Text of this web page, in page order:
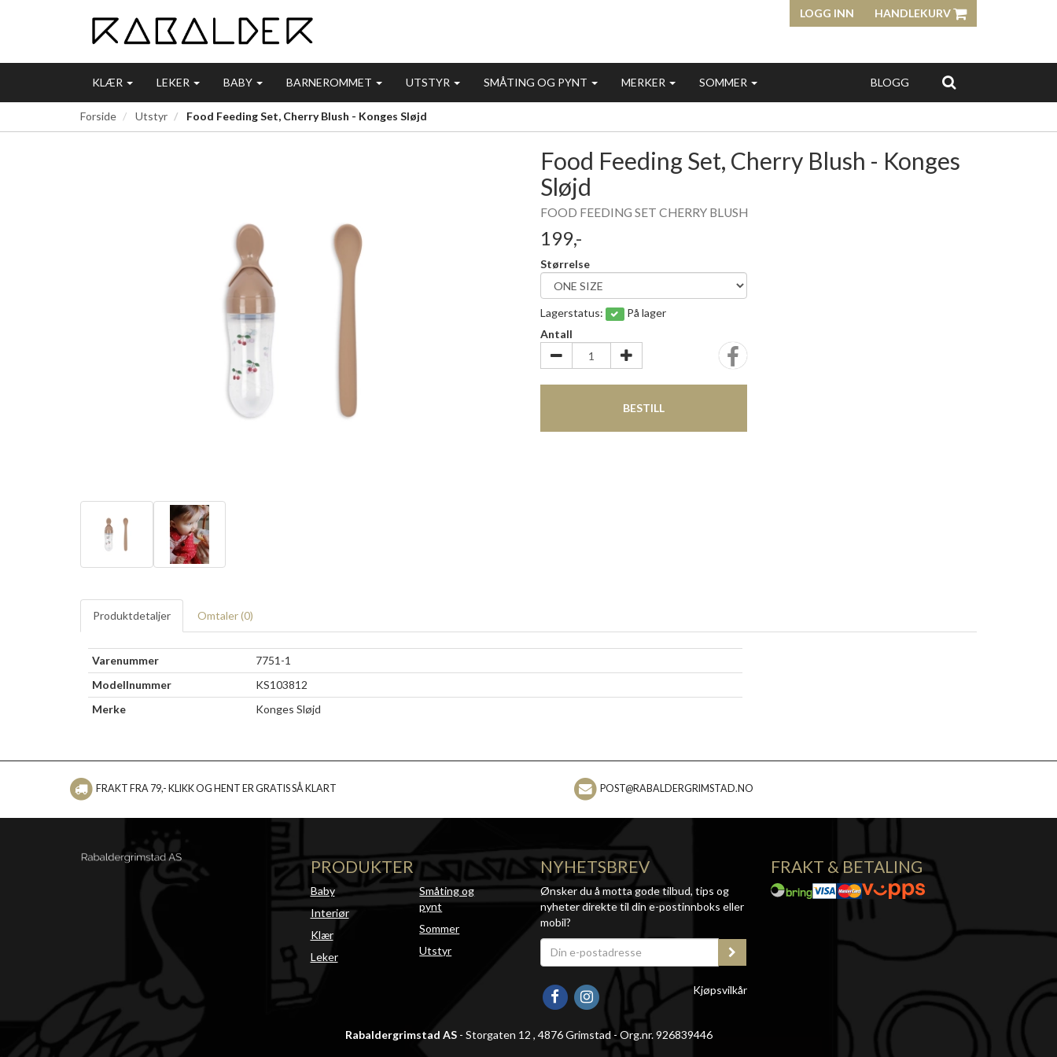
LOGG INN HANDLEKURV
KLÆR LEKER BABY BARNEROMMET UTSTYR SMÅTING OG PYNT MERKER SOMMER BLOGG
Forside Utstyr Food Feeding Set, Cherry Blush - Konges Sløjd
Food Feeding Set, Cherry Blush - Konges
Sløjd
FOOD FEEDING SET CHERRY BLUSH
199,-
Størrelse
Lagerstatus:
På lager
Antall
BESTILL
Produktdetaljer Omtaler (0)
Varenummer
7751-1
Modellnummer
KS103812
Merke
Konges Sløjd
FRAKT FRA 79,- KLIKK OG HENT ER GRATIS SÅ KLART POST@RABALDERGRIMSTAD.NO
PRODUKTER
Baby
Interiør
Klær
Leker
Småting og
pynt
Sommer
Utstyr
NYHETSBREV
Ønsker du å motta gode tilbud, tips og
nyheter direkte til din e-postinnboks eller
mobil?
Kjøpsvilkår
FRAKT & BETALING
Rabaldergrimstad AS- Storgaten 12 , 4876 Grimstad - Org.nr. 926839446